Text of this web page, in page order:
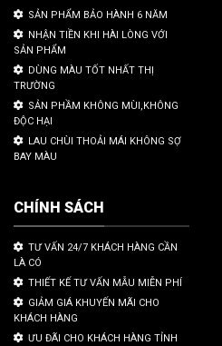
SẢN PHẨM BẢO HÀNH 6 NĂM
NHẬN TIỀN KHI HÀI LÒNG VỚI
SẢN PHẨM
DÙNG MÀU TỐT NHẤT THỊ
TRƯỜNG
SẢN PHẦM KHÔNG MÙI,KHÔNG
ĐỘC HẠI
LAU CHÙI THOẢI MÁI KHÔNG SỢ
BAY MÀU
CHÍNH SÁCH
TƯ VẤN 24/7 KHÁCH HÀNG CẦN
LÀ CÓ
THIẾT KẾ TƯ VẤN MẪU MIỄN PHÍ
GIẢM GIÁ KHUYẾN MÃI CHO
KHÁCH HÀNG
ƯU ĐÃI CHO KHÁCH HÀNG TỈNH